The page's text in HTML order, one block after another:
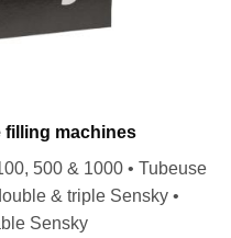
filling machines
500 & 1000 • Tubeuse
& triple Sensky •
Sensky